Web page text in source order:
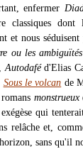
enfermer
dont
et nous
ou les ambiguïtés
Autodaféd'Elias
Sous le volcan de
monstrueux
qui
relâche et,
sans qu'il